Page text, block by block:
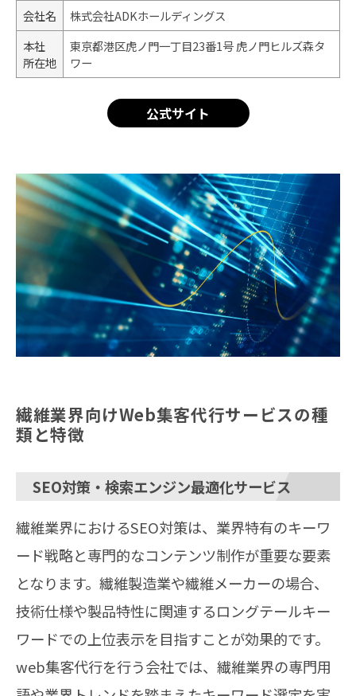
会社名
株式会社ADKホールディングス
本社
所在地
東京都港区虎ノ門一丁目23番1号 虎ノ門ヒルズ森タ
ワー
公式サイト
繊維業界向けWeb集客代行サービスの種
類と特徴
SEO対策・検索エンジン最適化サービス
繊維業界におけるSEO対策は、業界特有のキーワ
ード戦略と専門的なコンテンツ制作が重要な要素
となります。繊維製造業や繊維メーカーの場合、
技術仕様や製品特性に関連するロングテールキー
ワードでの上位表示を目指すことが効果的です。
web集客代行を行う会社では、繊維業界の専門用